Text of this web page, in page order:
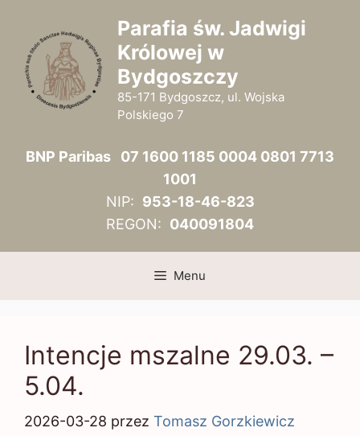
treści
Parafia św. Jadwigi
Królowej w
Bydgoszczy
85-171 Bydgoszcz, ul. Wojska
Polskiego 7
BNP Paribas 07 1600 1185 0004 0801 7713
1001
NIP: 953-18-46-823
REGON: 040091804
Menu
Intencje mszalne 29.03. –
5.04.
2026-03-28 przez Tomasz Gorzkiewicz